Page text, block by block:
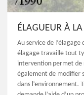
ÉLAGUEUR À
Au service de
élagage travaille tout
intervention permet de
également de modifier
dans l’environnement.